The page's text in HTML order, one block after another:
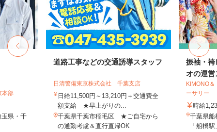
部
県・千
道路工事などの交通誘導スタッフ
日清警備東京株式会社 千葉支店
日給11,500円～13,210円＋交通費全
額支給 ★早上がりの...
千葉県千葉市稲毛区 ★ご自宅から
の通勤考慮＆直行直帰OK
振袖・袴
オの運営
KIMONO
ーサリー
時給
千葉県船
「船橋